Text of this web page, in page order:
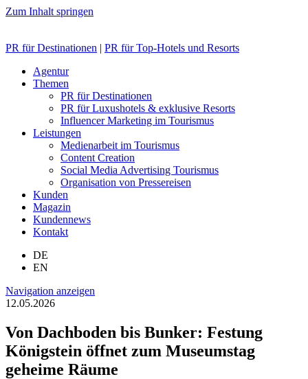
Zum Inhalt springen
PR für Destinationen | PR für Top-Hotels und Resorts
Agentur
Themen
PR für Destinationen
PR für Luxushotels & exklusive Resorts
Influencer Marketing im Tourismus
Leistungen
Medienarbeit im Tourismus
Content Creation
Social Media Advertising Tourismus
Organisation von Pressereisen
Kunden
Magazin
Kundennews
Kontakt
DE
EN
Navigation anzeigen
12.05.2026
Von Dachboden bis Bunker: Festung
Königstein öffnet zum Museumstag
geheime Räume